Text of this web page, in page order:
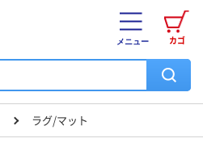
カゴ
メニュー
ラグ/マット